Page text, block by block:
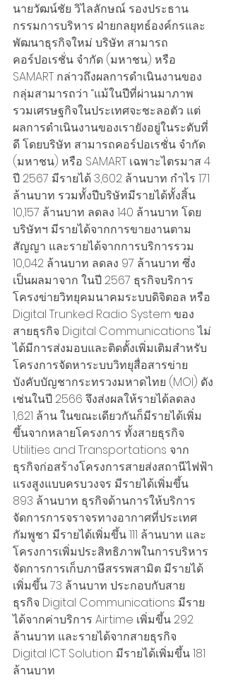
นายวัฒน์ชัย วิไลลักษณ์ รองประธาน
กรรมการบริหาร ฝ่ายกลยุทธ์องค์กรและ
พัฒนาธุรกิจใหม่ บริษัท สามารถ
คอร์ปอเรชั่น จำกัด (มหาชน) หรือ
SAMART กล่าวถึงผลการดำเนินงานของ
กลุ่มสามารถว่า “แม้ในปีที่ผ่านมาภาพ
รวมเศรษฐกิจในประเทศจะชะลอตัว แต่
ผลการดำเนินงานของเรายังอยู่ในระดับที่
ดี โดยบริษัท สามารถคอร์ปอเรชั่น จำกัด
(มหาชน) หรือ SAMART เฉพาะไตรมาส 4
ปี 2567 มีรายได้ 3,602 ล้านบาท กำไร 171
ล้านบาท รวมทั้งปีบริษัทมีรายได้ทั้งสิ้น
10,157 ล้านบาท ลดลง 140 ล้านบาท โดย
บริษัทฯ มีรายได้จากการขายงานตาม
สัญญา และรายได้จากการบริการรวม
10,042 ล้านบาท ลดลง 97 ล้านบาท ซึ่ง
เป็นผลมาจาก ในปี 2567 ธุรกิจบริการ
โครงข่ายวิทยุคมนาคมระบบดิจิตอล หรือ
Digital Trunked Radio System ของ
สายธุรกิจ Digital Communications ไม่
ได้มีการส่งมอบและติดตั้งเพิ่มเติมสำหรับ
โครงการจัดหาระบบวิทยุสื่อสารข่าย
บังคับบัญชากระทรวงมหาดไทย (MOI) ดัง
เช่นในปี 2566 จึงส่งผลให้รายได้ลดลง
1,621 ล้าน ในขณะเดียวกันก็มีรายได้เพิ่ม
ขึ้นจากหลายโครงการ ทั้งสายธุรกิจ
Utilities and Transportations จาก
ธุรกิจก่อสร้างโครงการสายส่งสถานีไฟฟ้า
แรงสูงแบบครบวงจร มีรายได้เพิ่มขึ้น
893 ล้านบาท ธุรกิจด้านการให้บริการ
จัดการการจราจรทางอากาศที่ประเทศ
กัมพูชา มีรายได้เพิ่มขึ้น 111 ล้านบาท และ
โครงการเพิ่มประสิทธิภาพในการบริหาร
จัดการการเก็บภาษีสรรพสามิต มีรายได้
เพิ่มขึ้น 73 ล้านบาท ประกอบกับสาย
ธุรกิจ Digital Communications มีราย
ได้จากค่าบริการ Airtime เพิ่มขึ้น 292
ล้านบาท และรายได้จากสายธุรกิจ
Digital ICT Solution มีรายได้เพิ่มขึ้น 181
ล้านบาท